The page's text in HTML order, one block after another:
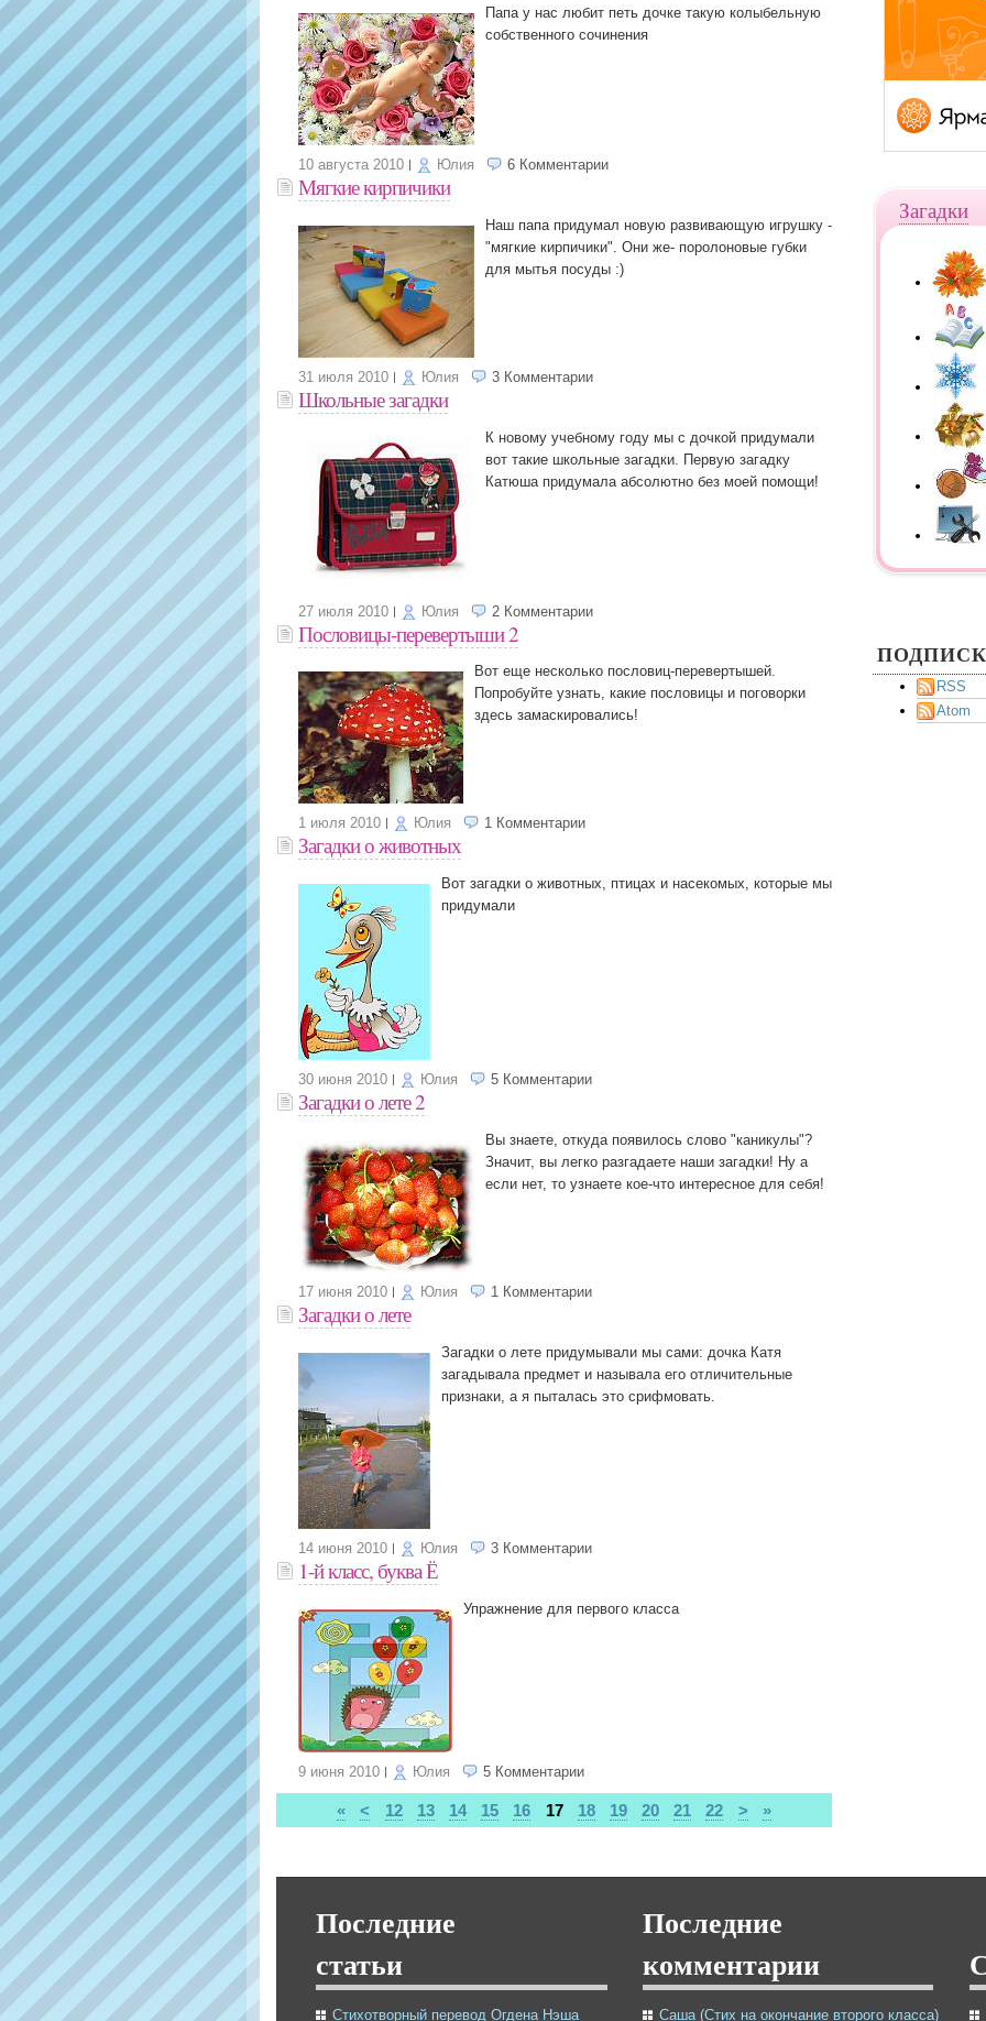
Папа у нас любит петь дочке такую колыбельную
собственного сочинения
10 августа 2010 Юлия 6 Комментарии
Мягкие кирпичики
Наш папа придумал новую развивающую игрушку -
"мягкие кирпичики". Они же- поролоновые губки
для мытья посуды :)
31 июля 2010 Юлия 3 Комментарии
Школьные загадки
К новому учебному году мы с дочкой придумали
вот такие школьные загадки. Первую загадку
Катюша придумала абсолютно без моей помощи!
27 июля 2010 Юлия 2 Комментарии
Пословицы-перевертыши 2
Вот еще несколько пословиц-перевертышей.
Попробуйте узнать, какие пословицы и поговорки
здесь замаскировались!
1 июля 2010 Юлия 1 Комментарии
Загадки о животных
Вот загадки о животных, птицах и насекомых, которые мы
придумали
30 июня 2010 Юлия 5 Комментарии
Загадки о лете 2
Вы знаете, откуда появилось слово "каникулы"?
Значит, вы легко разгадаете наши загадки! Ну а
если нет, то узнаете кое-что интересное для себя!
17 июня 2010 Юлия 1 Комментарии
Загадки о лете
Загадки о лете придумывали мы сами: дочка Катя
загадывала предмет и называла его отличительные
признаки, а я пыталась это срифмовать.
14 июня 2010 Юлия 3 Комментарии
1-й класс, буква Ё
Упражнение для первого класса
9 июня 2010 Юлия 5 Комментарии
« < 12 13 14 15 16 17 18 19 20 21 22 > »
Загадки
RSS
Atom
Последние
статьи
Стихотворный перевод Огдена Нэша
Последние
комментарии
Саша (Стих на окончание второго класса)